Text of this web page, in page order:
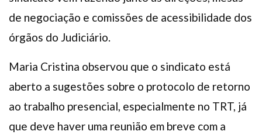
de negociação e comissões de acessibilidade dos
órgãos do Judiciário.
Maria Cristina observou que o sindicato está
aberto a sugestões sobre o protocolo de retorno
ao trabalho presencial, especialmente no TRT, já
que deve haver uma reunião em breve com a